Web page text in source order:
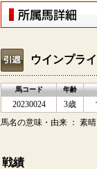
ウインプラ
馬コード 年齢
20230024 3歳
馬名の意味・由来 ： 素
戦績